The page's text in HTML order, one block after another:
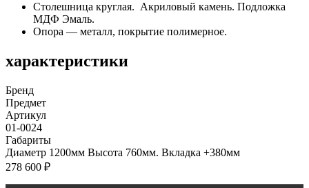
Столешница круглая. Акриловый камень. Подложка
МДФ Эмаль.
Опора — металл, покрытие полимерное.
характеристики
Бренд
Предмет
Артикул
01-0024
Габариты
Диаметр 1200мм Высота 760мм. Вкладка +380мм
278 600 ₽